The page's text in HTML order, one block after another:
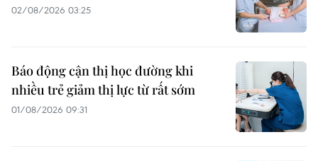
02/08/2026 03:25
Báo động cận thị học đường khi
nhiều trẻ giảm thị lực từ rất sớm
01/08/2026 09:31